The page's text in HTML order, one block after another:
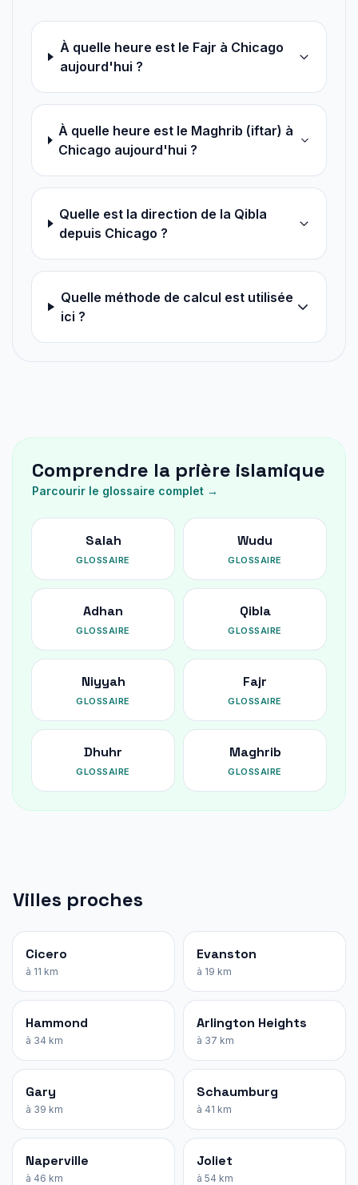
À quelle heure est le Fajr à Chicago
aujourd'hui ?
À quelle heure est le Maghrib (iftar) à
Chicago aujourd'hui ?
Quelle est la direction de la Qibla
depuis Chicago ?
Quelle méthode de calcul est utilisée
ici ?
Comprendre la prière islamique
Parcourir le glossaire complet →
Salah
GLOSSAIRE
Wudu
GLOSSAIRE
Adhan
GLOSSAIRE
Qibla
GLOSSAIRE
Niyyah
GLOSSAIRE
Fajr
GLOSSAIRE
Dhuhr
GLOSSAIRE
Maghrib
GLOSSAIRE
Villes proches
Cicero
à 11 km
Evanston
à 19 km
Hammond
à 34 km
Arlington Heights
à 37 km
Gary
à 39 km
Schaumburg
à 41 km
Naperville
à 46 km
Joliet
à 54 km